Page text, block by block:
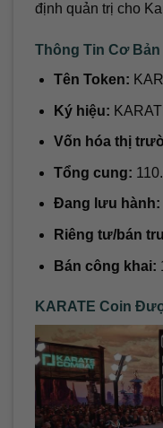
định quản trị cho
Thông Tin Cơ Bản
Tên Token:
Ký hiệu:
Vốn hóa thị
Tổng cung:
Đang lưu hành:
Riêng tư/bán
Bán công khai:
KARATE Coin